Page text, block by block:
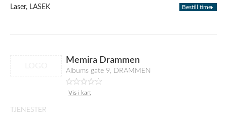
Laser, LASEK Bestill time
Memira Drammen
Albums gate 9, DRAMMEN
Vis i kart
TJENESTER